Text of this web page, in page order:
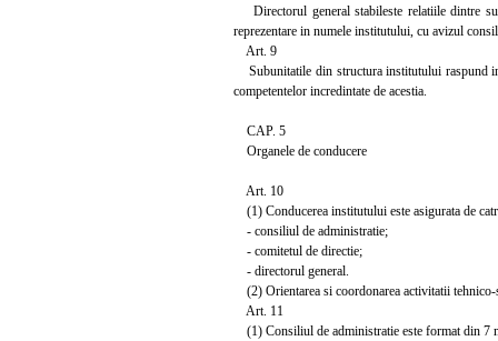
Directorul general stabileste relatiile dintre
reprezentare in numele institutului, cu avizul
Art. 9
Subunitatile din structura institutului raspund
competentelor incredintate de acestia.
CAP. 5
Organele de conducere
Art. 10
(1) Conducerea institutului este asigurata de
- consiliul de administratie;
- comitetul de directie;
- directorul general.
(2) Orientarea si coordonarea activitatii
Art. 11
(1) Consiliul de administratie este format din 7